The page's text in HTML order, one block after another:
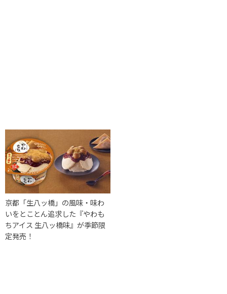
京都「生八ッ橋」の風味・味わ
いをとことん追求した『やわも
ちアイス 生八ッ橋味』が季節限
定発売！